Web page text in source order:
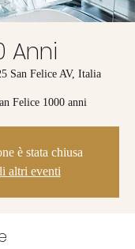
Anni
San Felice AV, Italia
Felice 1000 anni
è stata chiusa
altri eventi